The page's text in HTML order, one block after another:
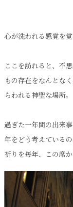
心が洗われる感覚を
ここを訪れると、不
もの存在をなんとな
らわれる神聖な場所。
過ぎた一年間の出来
年をどう考えている
祈りを毎年、この席